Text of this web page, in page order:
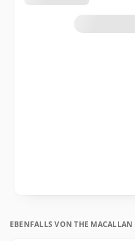
EBENFALLS VON THE MACALLAN